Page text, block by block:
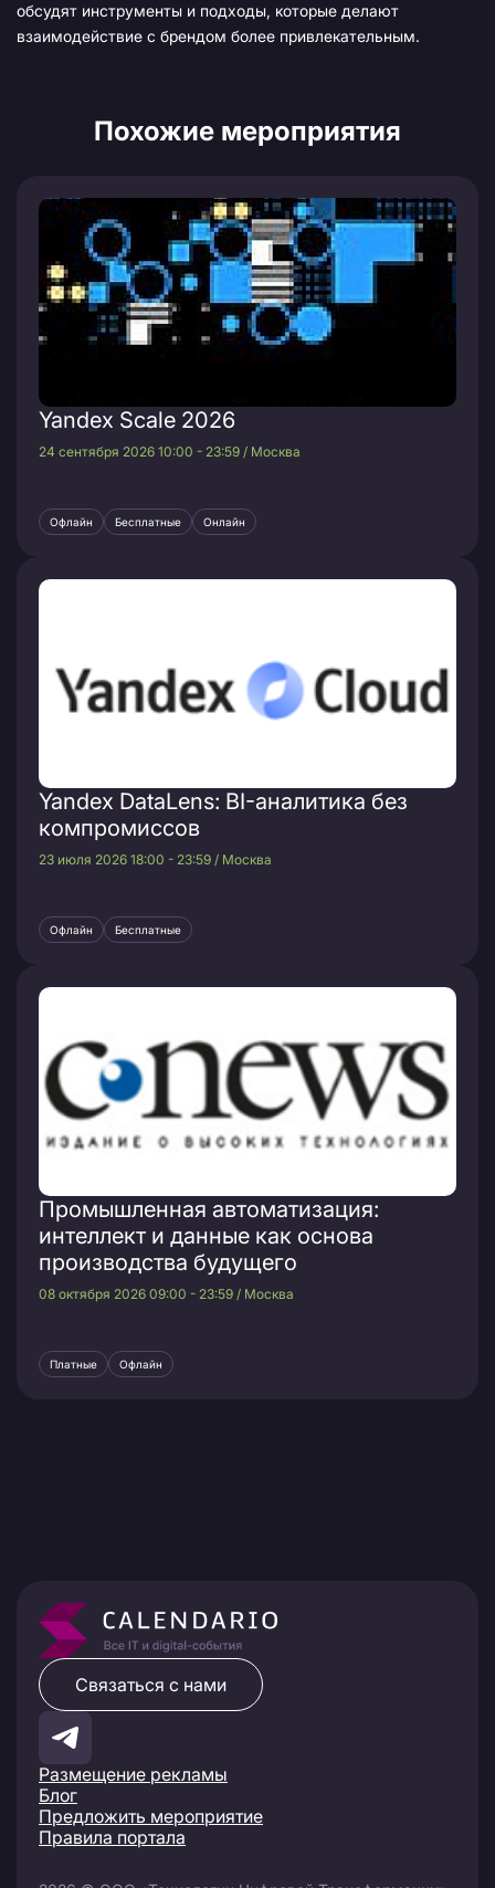
обсудят инструменты и подходы, которые делают
взаимодействие с брендом более привлекательным.
Похожие мероприятия
Yandex Scale 2026
24 сентября 2026 10:00 - 23:59 / Москва
Офлайн Бесплатные Онлайн
Yandex DataLens: BI-аналитика без
компромиссов
23 июля 2026 18:00 - 23:59 / Москва
Офлайн Бесплатные
Промышленная автоматизация:
интеллект и данные как основа
производства будущего
08 октября 2026 09:00 - 23:59 / Москва
Платные Офлайн
Размещение рекламы
Блог
Предложить мероприятие
Правила портала
Связаться с нами